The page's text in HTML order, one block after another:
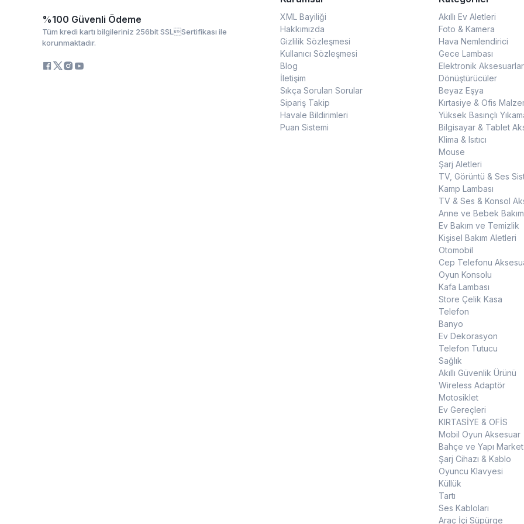
%100 Güvenli Ödeme
Tüm kredi kartı bilgileriniz 256bit SSLSertifikası ile
korunmaktadır.
XML Bayiliği
Hakkımızda
Gizlilik Sözleşmesi
Kullanıcı Sözleşmesi
Blog
İletişim
Sıkça Sorulan Sorular
Sipariş Takip
Havale Bildirimleri
Puan Sistemi
Akıllı Ev Aletleri
Foto & Kamera
Hava Nemlendirici
Gece Lambası
Elektronik Aksesuarlar
Dönüştürücüler
Beyaz Eşya
Kırtasiye & Ofis
Yüksek Basınçlı
Bilgisayar & Tablet
Klima & Isıtıcı
Mouse
Şarj Aletleri
TV, Görüntü & Ses
Kamp Lambası
TV & Ses & Konsol
Anne ve Bebek Bakım
Ev Bakım ve Temizlik
Kişisel Bakım Aletleri
Otomobil
Cep Telefonu
Oyun Konsolu
Kafa Lambası
Store Çelik Kasa
Telefon
Banyo
Ev Dekorasyon
Telefon Tutucu
Sağlık
Akıllı Güvenlik Ürünü
Wireless Adaptör
Motosiklet
Ev Gereçleri
KIRTASİYE & OFİS
Mobil Oyun Aksesuar
Bahçe ve Yapı Market
Şarj Cihazı & Kablo
Oyuncu Klavyesi
Küllük
Tartı
Ses Kabloları
Araç İçi Süpürge